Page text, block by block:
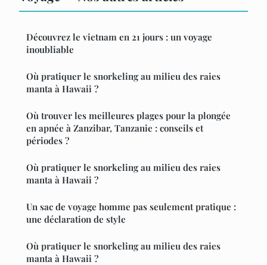
Découvrez le vietnam en 21 jours : un voyage
inoubliable
Où pratiquer le snorkeling au milieu des raies
manta à Hawaii ?
Où trouver les meilleures plages pour la plongée
en apnée à Zanzibar, Tanzanie : conseils et
périodes ?
Où pratiquer le snorkeling au milieu des raies
manta à Hawaii ?
Un sac de voyage homme pas seulement pratique :
une déclaration de style
Où pratiquer le snorkeling au milieu des raies
manta à Hawaii ?